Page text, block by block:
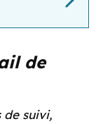
de
de suivi,